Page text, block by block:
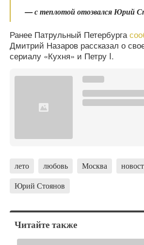
— с теплотой отозвался Юрий
Ранее Патрульный Петербурга
Дмитрий Назаров рассказал о
сериалу «Кухня» и Петру I.
лето любовь Москва
Юрий Стоянов
Читайте также